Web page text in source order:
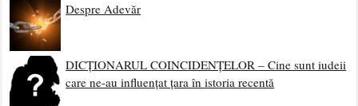
Despre Adevăr
DICȚIONARUL COINCIDENȚELOR – Cine sunt iudeii
care ne-au influențat țara în istoria recentă